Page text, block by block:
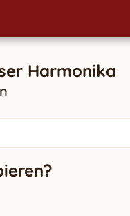
Harmonika